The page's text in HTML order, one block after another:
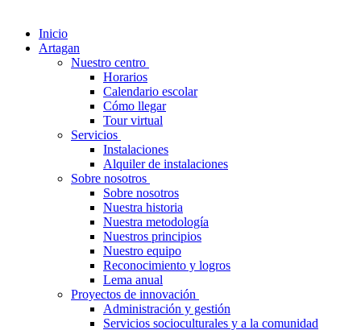
Inicio
Artagan
Nuestro centro
Horarios
Calendario escolar
Cómo llegar
Tour virtual
Servicios
Instalaciones
Alquiler de instalaciones
Sobre nosotros
Sobre nosotros
Nuestra historia
Nuestra metodología
Nuestros principios
Nuestro equipo
Reconocimiento y logros
Lema anual
Proyectos de innovación
Administración y gestión
Servicios socioculturales y a la comunidad